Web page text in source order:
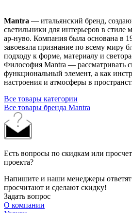
Mantra — итальянский бренд,
светильники для интерьеров в
ар-нуво. Компания была основана в
завоевала признание по всему миру
подходу к форме, материалу и
Философия Mantra — рассматривать
функциональный элемент, а как
настроения и атмосферы в
Все товары категории
Все товары бренда Mantra
Есть вопросы по скидкам или
проекта?
Напишите и наши менеджеры
просчитают и сделают скидку!
Задать вопрос
О компании